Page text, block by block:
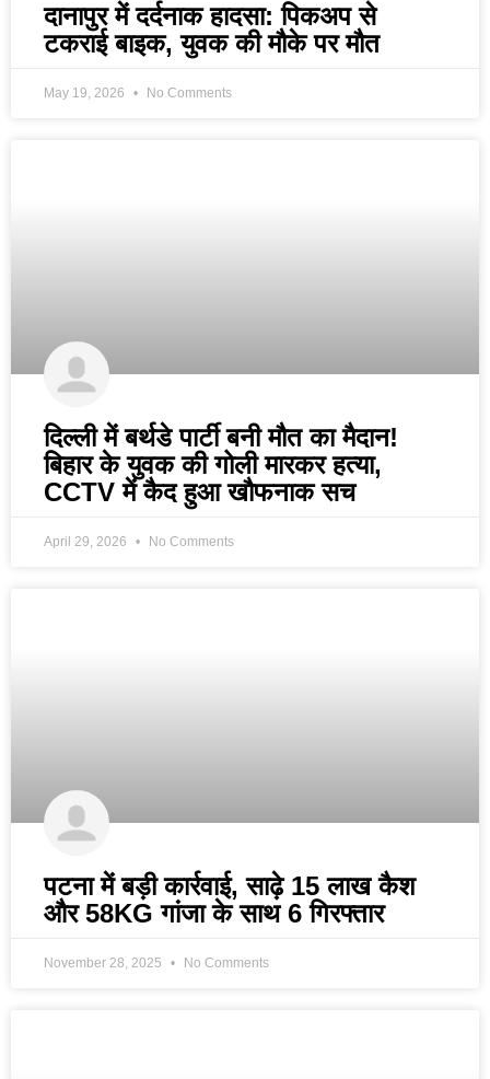
दानापुर में दर्दनाक हादसा: पिकअप से
टकराई बाइक, युवक की मौके पर मौत
May 19, 2026 No Comments
दिल्ली में बर्थडे पार्टी बनी मौत का मैदान!
बिहार के युवक की गोली मारकर हत्या,
CCTV में कैद हुआ खौफनाक सच
April 29, 2026 No Comments
पटना में बड़ी कार्रवाई, साढ़े 15 लाख कैश
और 58KG गांजा के साथ 6 गिरफ्तार
November 28, 2025 No Comments